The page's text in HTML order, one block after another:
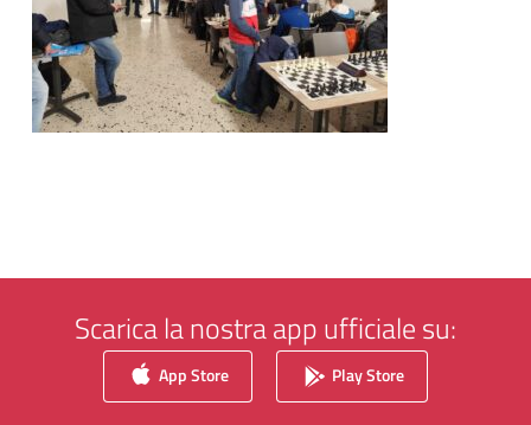
Scarica la nostra app ufficiale su:
App Store Play Store